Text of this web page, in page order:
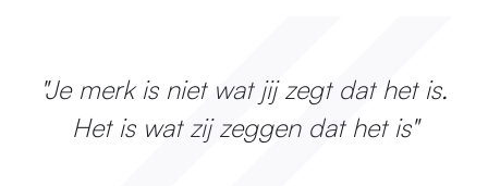
"Je merk is niet wat jij zegt dat het is.
Het is wat zij zeggen dat het is"